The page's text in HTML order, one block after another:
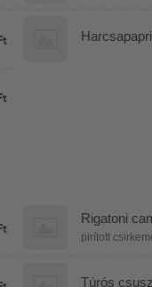
Rigatoni
pirított
Túrós